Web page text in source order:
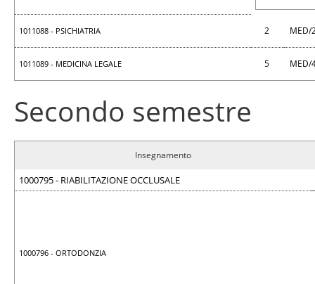
1011088 - PSICHIATRIA 2
1011089 - MEDICINA LEGALE 5
Secondo semestre
Insegnamento
1000795 - RIABILITAZIONE OCCLUSALE
1000796 - ORTODONZIA